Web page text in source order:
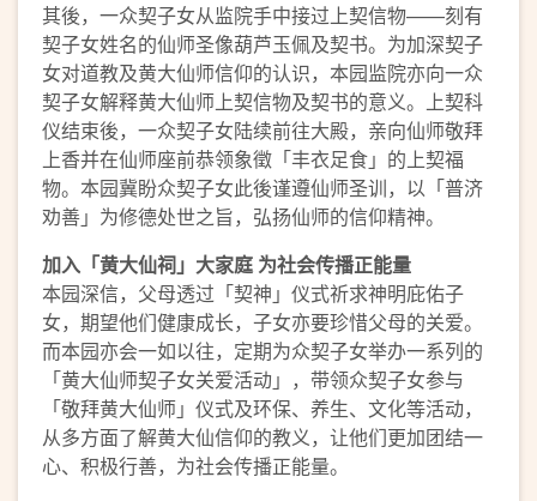
其後，一众契子女从监院手中接过上契信物——刻有
契子女姓名的仙师圣像葫芦玉佩及契书。为加深契子
女对道教及黄大仙师信仰的认识，本园监院亦向一众
契子女解释黄大仙师上契信物及契书的意义。上契科
仪结束後，一众契子女陆续前往大殿，亲向仙师敬拜
上香并在仙师座前恭领象徵「丰衣足食」的上契福
物。本园冀盼众契子女此後谨遵仙师圣训，以「普济
劝善」为修德处世之旨，弘扬仙师的信仰精神。
加入「黄大仙祠」大家庭 为社会传播正能量
本园深信，父母透过「契神」仪式祈求神明庇佑子
女，期望他们健康成长，子女亦要珍惜父母的关爱。
而本园亦会一如以往，定期为众契子女举办一系列的
「黄大仙师契子女关爱活动」，带领众契子女参与
「敬拜黄大仙师」仪式及环保、养生、文化等活动，
从多方面了解黄大仙信仰的教义，让他们更加团结一
心、积极行善，为社会传播正能量。